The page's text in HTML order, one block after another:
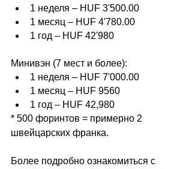
1 неделя – HUF 3'500.00
1 месяц – HUF 4'780.00
1 год – HUF 42'980
Минивэн (7 мест и более):
1 неделя – HUF 7'000.00
1 месяц – HUF 9560
1 год – HUF 42,980
* 500 форинтов = примерно 2
швейцарских франка.
Более подробно ознакомиться с